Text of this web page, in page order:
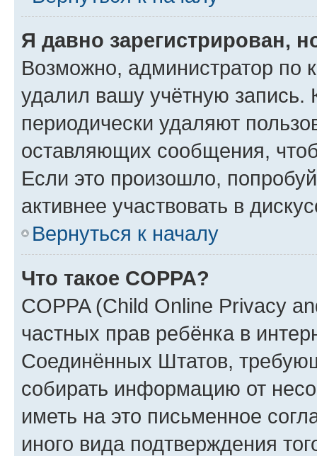
Я давно зарегистрирован,
Возможно, администратор по
удалил вашу учётную запись.
периодически удаляют
оставляющих сообщения,
Если это произошло,
активнее участвовать в
Вернуться к началу
Что такое COPPA?
COPPA (Child Online Privacy
частных прав ребёнка в
Соединённых Штатов,
собирать информацию от
иметь на это письменное
иного вида подтверждения